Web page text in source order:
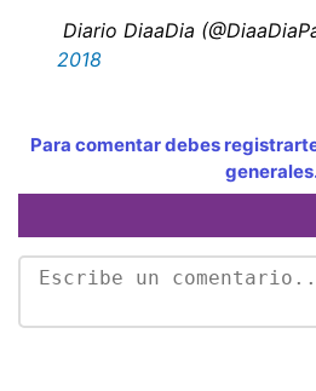
 Diario DiaaDia
2018
Para comentar debes